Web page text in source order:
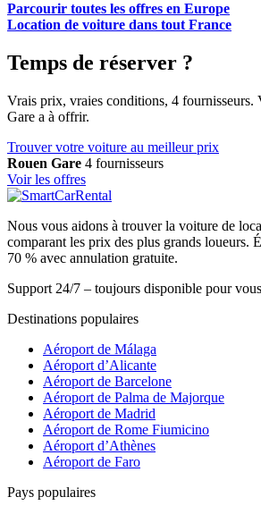
Parcourir toutes les offres en Europe
Location de voiture dans tout France
Temps de réserver ?
Vrais prix, vraies conditions, 4 fournisseurs.
Gare a à offrir.
Trouver votre voiture au meilleur prix
Rouen Gare 4 fournisseurs
Voir les offres
Nous vous aidons à trouver la voiture de
comparant les prix des plus grands loueurs.
70 % avec annulation gratuite.
Support 24/7 – toujours disponible pour
Destinations populaires
Aéroport de Málaga
Aéroport d’Alicante
Aéroport de Barcelone
Aéroport de Palma de Majorque
Aéroport de Madrid
Aéroport de Rome Fiumicino
Aéroport d’Athènes
Aéroport de Faro
Pays populaires